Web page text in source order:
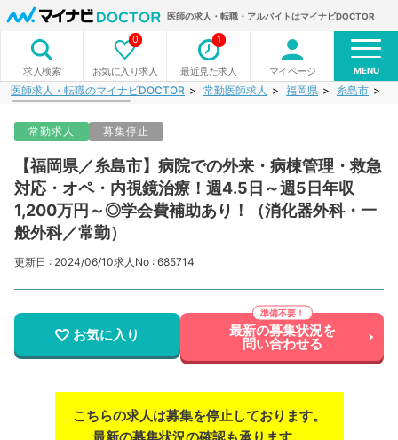
医師の求人・転職・アルバイトはマイナビDOCTOR
求人検索 お気に入り求人
0
最近見た求人
1
マイページ MENU
医師求人・転職のマイナビDOCTOR 常勤医師求人 福岡県 糸島市
常勤求人 募集停止
【福岡県／糸島市】病院での外来・病棟管理・救急
対応・オペ・内視鏡治療！週4.5日～週5日年収
1,200万円～◎学会費補助あり！（消化器外科・一
般外科／常勤）
更新日 : 2024/06/10求人No : 685714
お気に入り 最新の募集状況を
問い合わせる
こちらの求人は募集を停止しております。